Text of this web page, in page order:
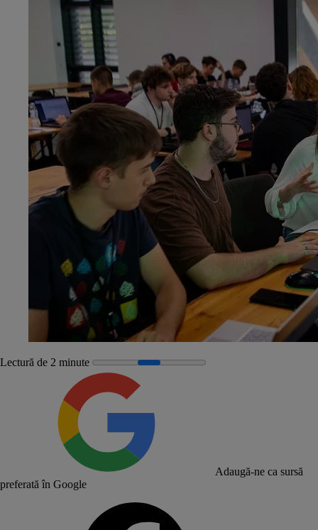
Lectură de 2 minute
Adaugă-ne ca sursă
preferată în Google